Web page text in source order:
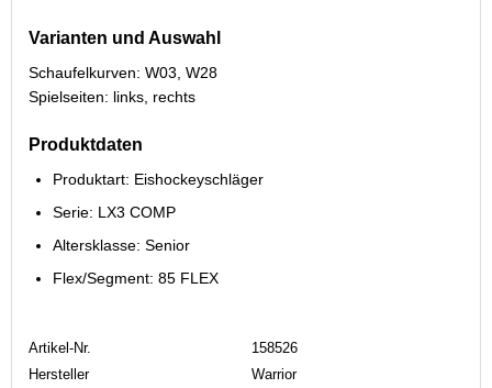
Varianten und Auswahl
Schaufelkurven: W03, W28
Spielseiten: links, rechts
Produktdaten
Produktart: Eishockeyschläger
Serie: LX3 COMP
Altersklasse: Senior
Flex/Segment: 85 FLEX
Artikel-Nr.
158526
Hersteller
Warrior